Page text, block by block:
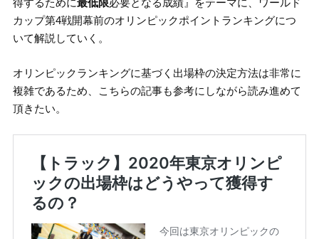
得するために最低限必要となる成績』をテーマに、ワールド
カップ第4戦開幕前のオリンピックポイントランキングにつ
いて解説していく。
オリンピックランキングに基づく出場枠の決定方法は非常に
複雑であるため、こちらの記事も参考にしながら読み進めて
頂きたい。